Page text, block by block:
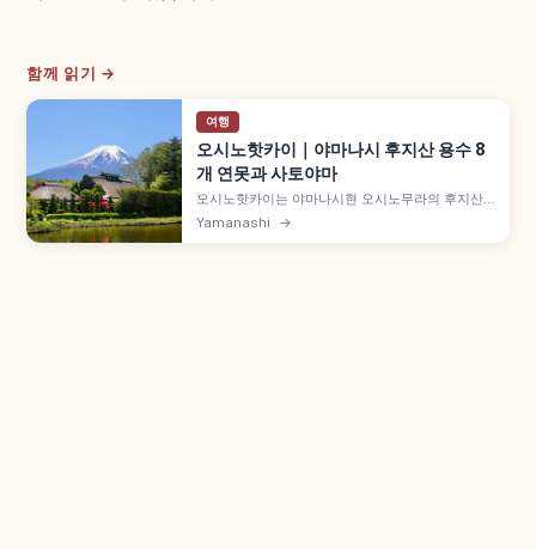
함께 읽기 →
여행
오시노핫카이｜야마나시 후지산 용수 8
개 연못과 사토야마
오시노핫카이는 야마나시현 오시노무라의 후지산
용수 연못군으로, 데구치이케 등 8개 연못이 국가
Yamanashi →